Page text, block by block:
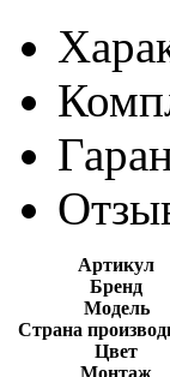
Артикул
Бренд
Модель
Страна
Цвет
Монтаж